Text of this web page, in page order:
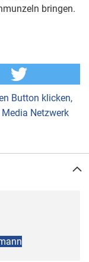
bringen.
Button klicken,
Netzwerk